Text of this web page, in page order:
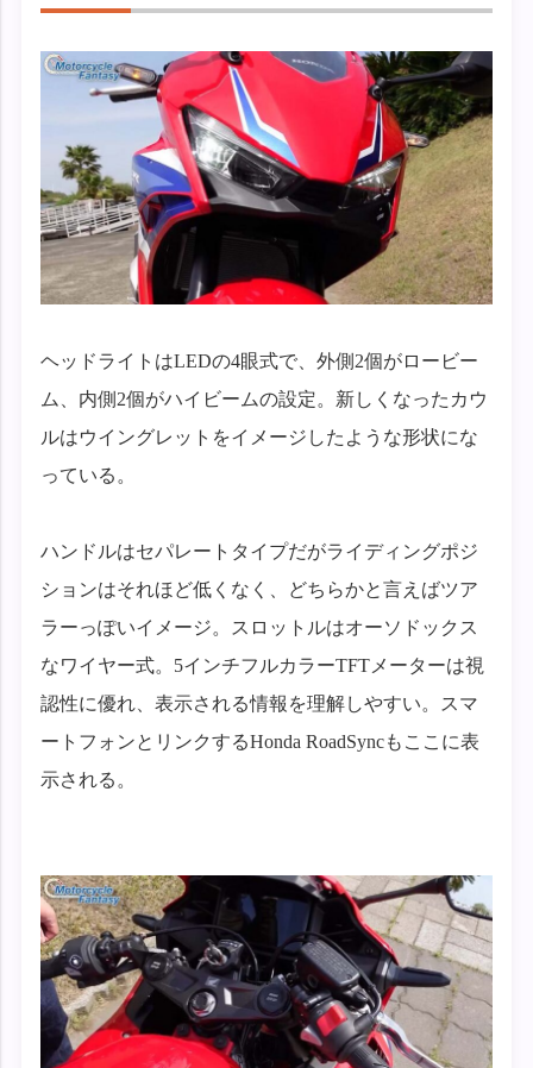
ヘッドライトはLEDの4眼式で、外側2個がロービー
ム、内側2個がハイビームの設定。新しくなったカウ
ルはウイングレットをイメージしたような形状にな
っている。
ハンドルはセパレートタイプだがライディングポジ
ションはそれほど低くなく、どちらかと言えばツア
ラーっぽいイメージ。スロットルはオーソドックス
なワイヤー式。5インチフルカラーTFTメーターは視
認性に優れ、表示される情報を理解しやすい。スマ
ートフォンとリンクするHonda RoadSyncもここに表
示される。